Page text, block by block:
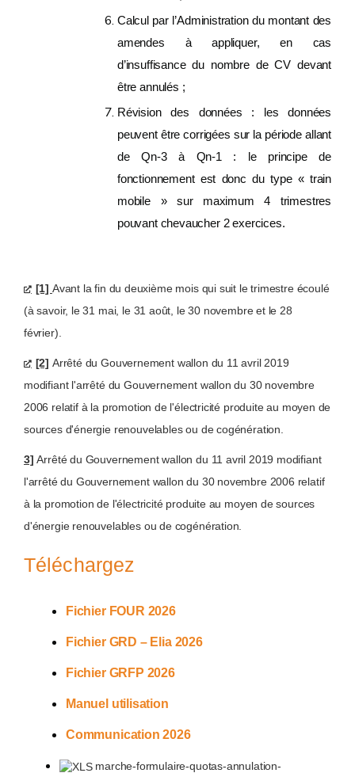
Calcul par l’Administration du montant des
amendes à appliquer, en cas
d’insuffisance du nombre de CV devant
être annulés ;
Révision des données : les données
peuvent être corrigées sur la période allant
de Qn-3 à Qn-1 : le principe de
fonctionnement est donc du type « train
mobile » sur maximum 4 trimestres
pouvant chevaucher 2 exercices.
[1] Avant la fin du deuxième mois qui suit le trimestre écoulé
(à savoir, le 31 mai, le 31 août, le 30 novembre et le 28
février).
[2] Arrêté du Gouvernement wallon du 11 avril 2019
modifiant l'arrêté du Gouvernement wallon du 30 novembre
2006 relatif à la promotion de l'électricité produite au moyen de
sources d'énergie renouvelables ou de cogénération.
3] Arrêté du Gouvernement wallon du 11 avril 2019 modifiant
l'arrêté du Gouvernement wallon du 30 novembre 2006 relatif
à la promotion de l'électricité produite au moyen de sources
d'énergie renouvelables ou de cogénération.
Téléchargez
Fichier FOUR 2026
Fichier GRD – Elia 2026
Fichier GRFP 2026
Manuel utilisation
Communication 2026
marche-formulaire-quotas-annulation-